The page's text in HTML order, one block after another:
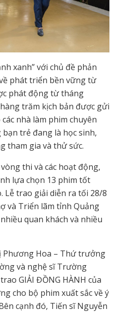
xanh” với chủ đề phản
phát triển bền vững từ
phát động từ tháng
trăm kịch bản được gửi
nhà làm phim chuyên
trẻ đang là học sinh,
tham gia và thử sức.
thi và các hoạt động,
lựa chọn 13 phim tốt
Lễ trao giải diễn ra tối 28/8
và Triển lãm tỉnh Quảng
quan khách và nhiều
Phương Hoa – Thứ trưởng
và nghệ sĩ Trường
GIẢI ĐỒNG HÀNH của
cho bộ phim xuất sắc về ý
cạnh đó, Tiến sĩ Nguyễn